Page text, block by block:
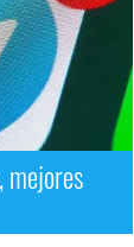
mejores